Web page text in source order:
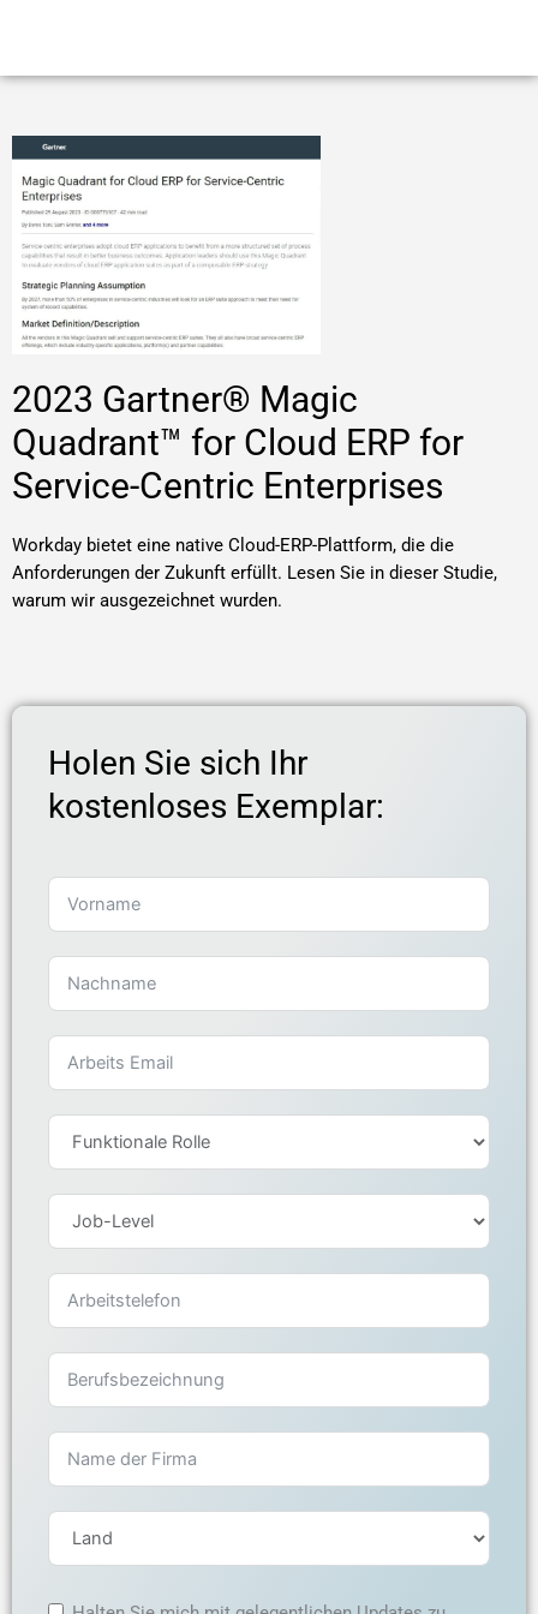
2023 Gartner® Magic
Quadrant™ for Cloud ERP for
Service-Centric Enterprises
Workday bietet eine native Cloud-ERP-Plattform, die die
Anforderungen der Zukunft erfüllt. Lesen Sie in dieser Studie,
warum wir ausgezeichnet wurden.
Holen Sie sich Ihr
kostenloses Exemplar: